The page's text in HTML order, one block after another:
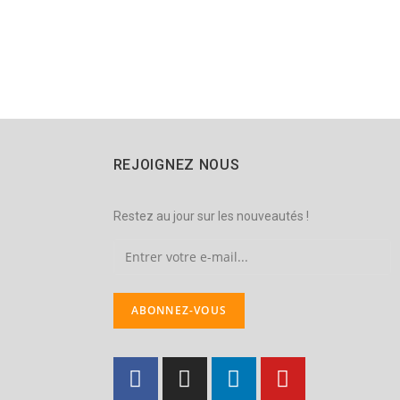
REJOIGNEZ NOUS
Restez au jour sur les nouveautés !